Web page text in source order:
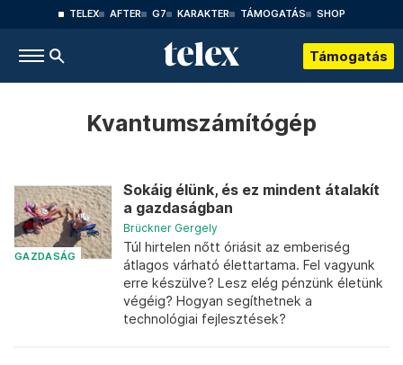
TELEX AFTER G7 KARAKTER TÁMOGATÁS SHOP
Támogatás
Kvantumszámítógép
GAZDASÁG
Sokáig élünk, és ez mindent átalakít
a gazdaságban
Brückner Gergely
Túl hirtelen nőtt óriásit az emberiség
átlagos várható élettartama. Fel vagyunk
erre készülve? Lesz elég pénzünk életünk
végéig? Hogyan segíthetnek a
technológiai fejlesztések?